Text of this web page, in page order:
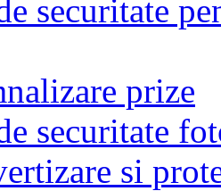
securitate
prize
securitate
si